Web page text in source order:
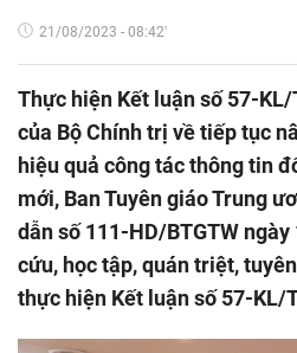
21/08/2023 - 08:42'
Thực hiện Kết luận số 57-
của Bộ Chính trị về tiếp tục
hiệu quả công tác thông tin
mới, Ban Tuyên giáo Trung
dẫn số 111-HD/BTGTW
cứu, học tập, quán triệt,
thực hiện Kết luận số 57-KL/